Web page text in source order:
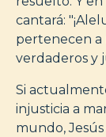
cantará:
pertenecen a
verdaderos y
Si
injusticia a
mundo,